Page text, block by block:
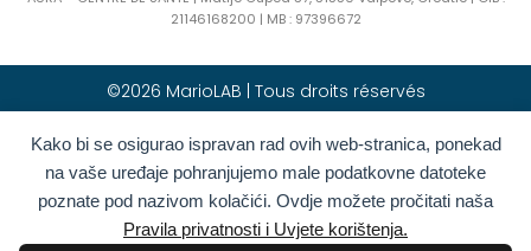
Kako bi se osigurao ispravan rad ovih web-stranica, ponekad
na vaše uređaje pohranjujemo male podatkovne datoteke
poznate pod nazivom kolačići. Ovdje možete pročitati naša
Pravila privatnosti i Uvjete korištenja.
21146168200 | MB : 97396672
©2026 MarioLAB | Tous droits réservés
Hrvatski( Croate) English(Anglais)
Deutsch (Allemand) Polski(Polonais)
Română (Roumain) Italiano (Italien)
Български(Bulgare) Français